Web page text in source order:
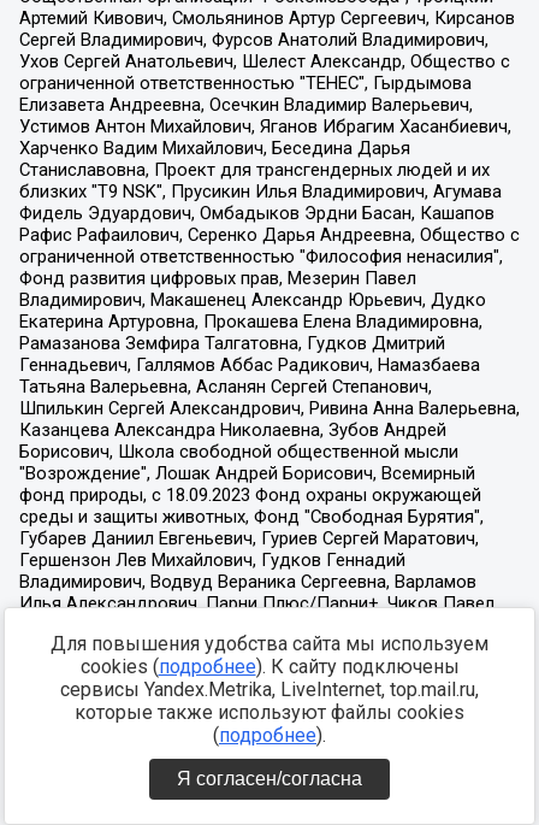
Для повышения удобства сайта мы используем
cookies (подробнее). К сайту подключены
сервисы Yandex.Metrika, LiveInternet, top.mail.ru,
которые также используют файлы cookies
(подробнее).
Я согласен/согласна